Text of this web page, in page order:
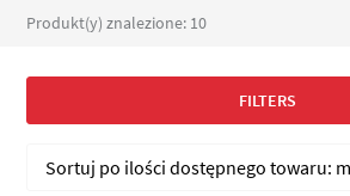
Produkt(y) znalezione: 10
FILTERS
Sortuj po ilości dostępnego towaru: